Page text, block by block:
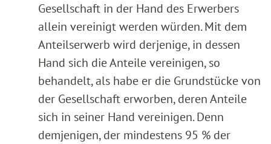
Gesellschaft in der Hand des Erwerbers
allein vereinigt werden würden. Mit dem
Anteilserwerb wird derjenige, in dessen
Hand sich die Anteile vereinigen, so
behandelt, als habe er die Grundstücke von
der Gesellschaft erworben, deren Anteile
sich in seiner Hand vereinigen. Denn
demjenigen, der mindestens 95 % der